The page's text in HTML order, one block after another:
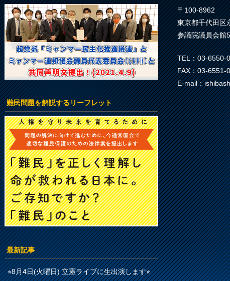
難民問題を解説するリーフレット
最新記事
⭐︎8月4日(火曜日) 立憲ライブに生出演します⭐︎
〒100-8962
東京都千代田区
参議院議員会館
TEL：03-6550-
FAX：03-6551-
E-mail：